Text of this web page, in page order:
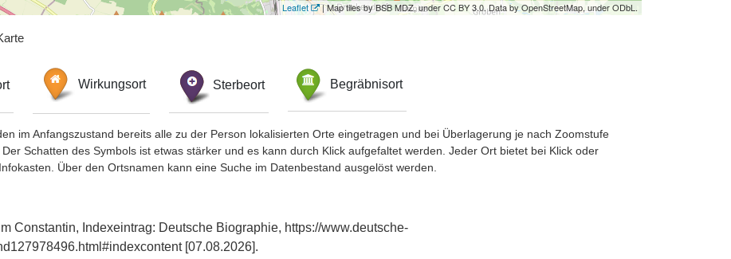
Leaflet | Map tiles by BSB MDZ, under CC BY 3.0. Data by OpenStreetMap, under ODbL.
Wirkungsort Sterbeort Begräbnisort
im Anfangszustand bereits alle zu der Person lokalisierten Orte eingetragen und bei Überlagerung je nach Zoomstufe
Schatten des Symbols ist etwas stärker und es kann durch Klick aufgefaltet werden. Jeder Ort bietet bei Klick oder
Über den Ortsnamen kann eine Suche im Datenbestand ausgelöst werden.
Constantin, Indexeintrag: Deutsche Biographie, https://www.deutsche-
[07.08.2026].